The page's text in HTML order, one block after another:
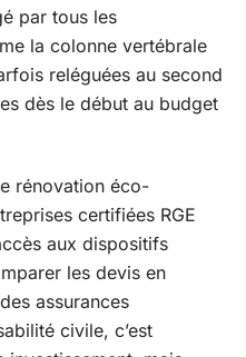
par tous les
la colonne vertébrale
reléguées au second
dès le début au budget
rénovation éco-
certifiées RGE
aux dispositifs
les devis en
assurances
civile, c’est